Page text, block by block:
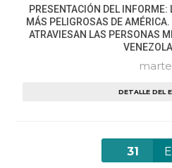
PRESENTACIÓN DEL
MÁS PELIGROSAS DE
ATRAVIESAN LAS PERSONAS
DETALLE DEL
31